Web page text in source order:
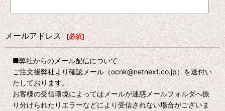
メールアドレス [必須]
■弊社からのメール配信について
ご注文後弊社より確認メール（ocnk@netnext.co.jp）を送付い
たしております。
お客様の受信環境によってはメールが迷惑メールフォルダへ振
り分けられたりエラーなどにより受信されない場合がございま